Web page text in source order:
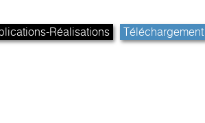
Réalisations Téléchargement